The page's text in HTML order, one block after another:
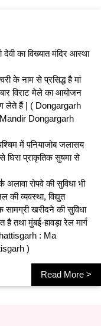
Read More >
देवी का विख्यात मंदिर आस्था
के नाम से प्रसिद्ध है मां
विराट मेले का आयोजन
लेते हैं | ( Dongargarh
Dongargarh
में पनियाजोब जलासय
घिरा प्राकृतिक सुषमा से
अलावा रोपवे की सुविधा भी
की व्यवस्था, विद्युत
सामग्री खरीदने की सुविधा
तथा मुंबई-हावड़ा रेल मार्ग
: Ma
)